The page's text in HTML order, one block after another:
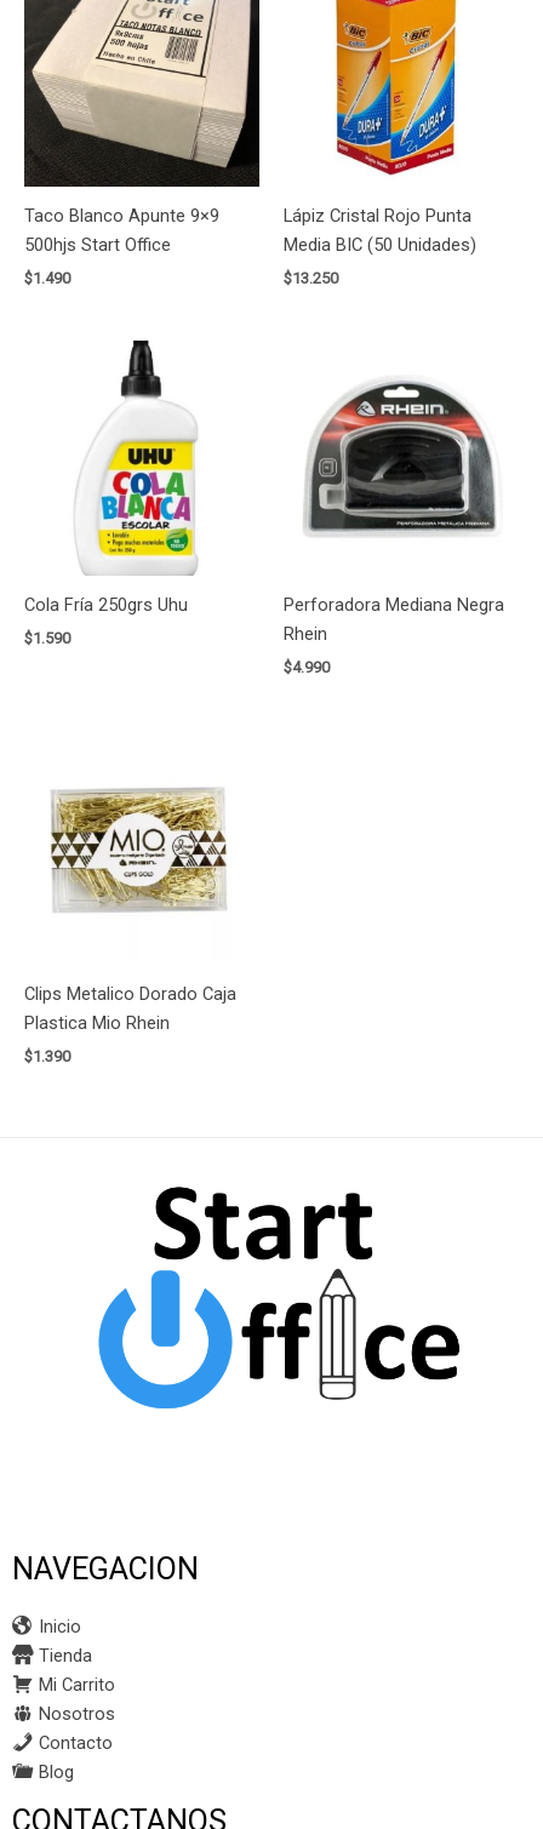
Taco Blanco Apunte 9×9
500hjs Start Office
$1.490
Lápiz Cristal Rojo Punta
Media BIC (50 Unidades)
$13.250
Cola Fría 250grs Uhu
$1.590
Perforadora Mediana Negra
Rhein
$4.990
Clips Metalico Dorado Caja
Plastica Mio Rhein
$1.390
NAVEGACION
Inicio
Tienda
Mi Carrito
Nosotros
Contacto
Blog
CONTACTANOS